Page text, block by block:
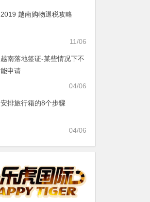
2019 越南购物退税攻略
11/06
越南落地签证-某些情况下不
能申请
04/06
安排旅行箱的8个步骤
04/06